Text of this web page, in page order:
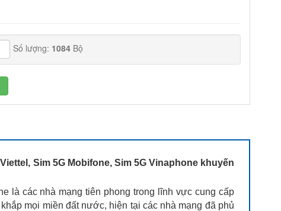
Số lượng: 1084Bộ
Sim 5G Mobifone, Sim 5G Vinaphone khuyến
là các nhà mạng tiên phong trong lĩnh vực cung cấp
mọi miền đất nước, hiện tại các nhà mạng đã phủ